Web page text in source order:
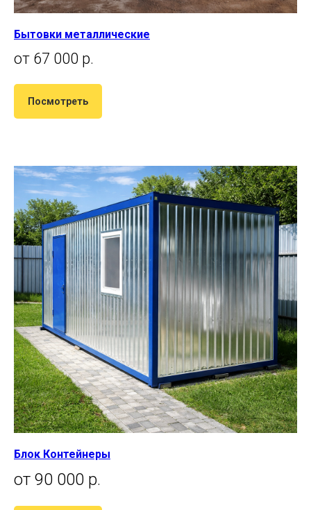
Бытовки металлические
от 67 000 р.
Посмотреть
Блок Контейнеры
от 90 000 р.